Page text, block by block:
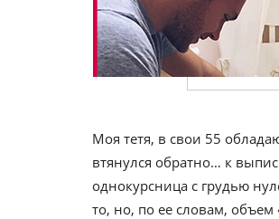
Моя тетя, в свои 55
втянулся обратно… к
однокурсница с грудью
то, но, по ее словам, объем